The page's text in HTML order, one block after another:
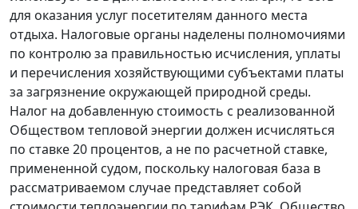
для оказания услуг посетителям данного места
отдыха. Налоговые органы наделены полномочиями
по контролю за правильностью исчисления, уплаты
и перечисления хозяйствующими субъектами платы
за загрязнение окружающей природной среды.
Налог на добавленную стоимость с реализованной
Обществом тепловой энергии должен исчисляться
по ставке 20 процентов, а не по расчетной ставке,
примененной судом, поскольку налоговая база в
рассматриваемом случае представляет собой